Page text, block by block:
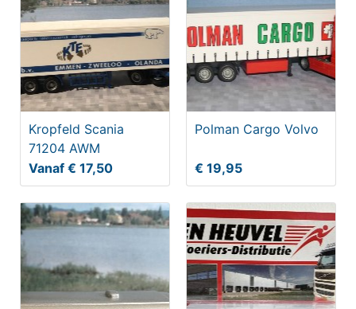
Kropfeld Scania
71204 AWM
Vanaf € 17,50
Polman Cargo Volvo
€ 19,95